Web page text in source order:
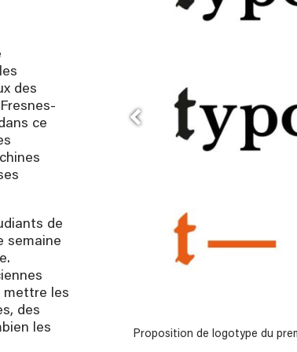
des
ce
de
semaine
mettre les
des
les
TypoART Proposition de logotype du